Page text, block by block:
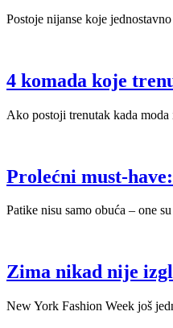
Postoje nijanse koje
4 komada koje
Ako postoji trenutak kada moda
Prolećni must-
Patike nisu samo obuća – one
Zima nikad nije
New York Fashion Week još